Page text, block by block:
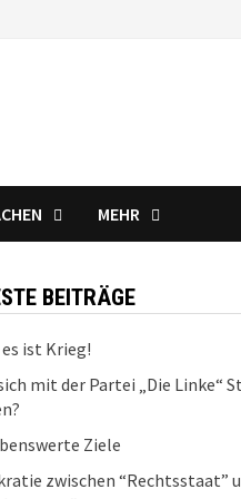
MEHR
BEITRÄGE
ist Krieg!
mit der Partei „Die Linke“
Ziele
zwischen “Rechtsstaat”